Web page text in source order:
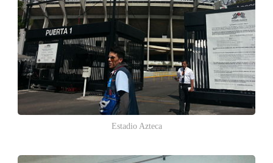
Estadio Azteca